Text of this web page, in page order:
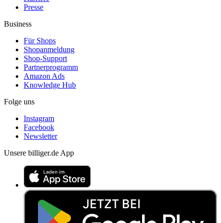
Presse
Business
Für Shops
Shopanmeldung
Shop-Support
Partnerprogramm
Amazon Ads
Knowledge Hub
Folge uns
Instagram
Facebook
Newsletter
Unsere billiger.de App